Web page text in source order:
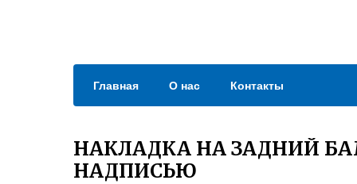
Главная О нас Контакты
НАКЛАДКА НА ЗАДНИЙ
НАДПИСЬЮ